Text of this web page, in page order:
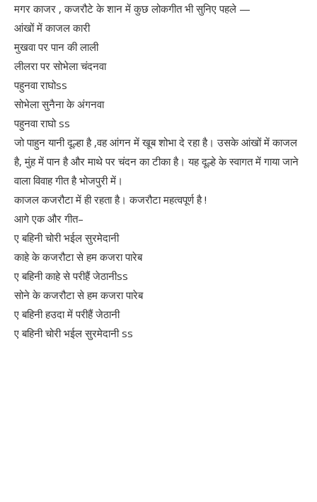
मगर काजर , कजरौटे के शान में कुछ लोकगीत भी सुनिए पहले —
आंखों में काजल कारी
मुखवा पर पान की लाली
लीलरा पर सोभेला चंदनवा
पहुनवा राघोss
सोभेला सुनैना के अंगनवा
पहुनवा राघो ss
जो पाहुन यानी दूल्हा है ,वह आंगन में खूब शोभा दे रहा है। उसके आंखों में काजल
है, मुंह में पान है और माथे पर चंदन का टीका है। यह दूल्हे के स्वागत में गाया जाने
वाला विवाह गीत है भोजपुरी में।
काजल कजरौटा में ही रहता है। कजरौटा महत्वपूर्ण है !
आगे एक और गीत–
ए बहिनी चोरी भईल सुरमेदानी
काहे के कजरौटा से हम कजरा पारेब
ए बहिनी काहे से परीहैं जेठानीss
सोने के कजरौटा से हम कजरा पारेब
ए बहिनी हउदा में परीहैं जेठानी
ए बहिनी चोरी भईल सुरमेदानी ss